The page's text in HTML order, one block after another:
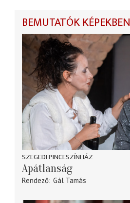
BEMUTATÓK KÉPEKBEN
SZEGEDI PINCESZÍNHÁZ
Apátlanság
Rendező Gál Tamás